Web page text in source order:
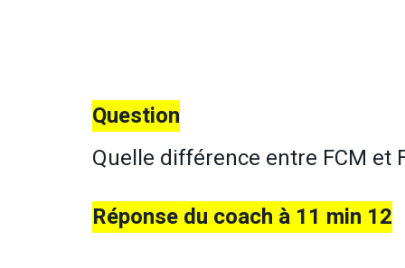
Question
Quelle différence entre FCM et
Réponse du coach à 11 min 12